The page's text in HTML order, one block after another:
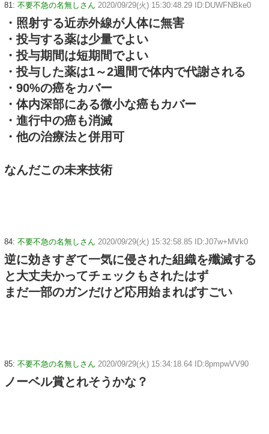
81: 不要不急の名無しさん 2020/09/29(火) 15:30:48.29 ID:DUWFNBke0
・照射する近赤外線が人体に無害
・投与する薬は少量でよい
・投与期間は短期間でよい
・投与した薬は1～2週間で体内で代謝される
・90%の癌をカバー
・体内深部にある微小な癌もカバー
・進行中の癌も消滅
・他の治療法と併用可
なんだこの未来技術
84: 不要不急の名無しさん 2020/09/29(火) 15:32:58.85 ID:J07w+MVk0
逆に効きすぎて一気に侵された組織を殲滅する
と大丈夫かってチェックもされたはず
まだ一部のガンだけど応用始まればすごい
85: 不要不急の名無しさん 2020/09/29(火) 15:34:18.64 ID:8pmpwVV90
ノーベル賞とれそうかな？